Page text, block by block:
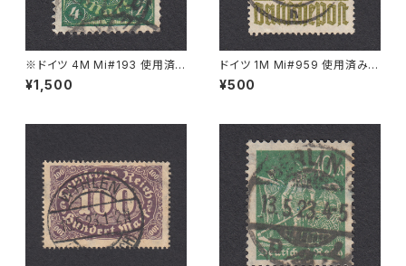
※ドイツ 4M Mi#193 使用済
み切手｜VARREL 30.11.1922
¥1,500
ドイツ 1M Mi#959 使用済み切
手｜STENDAL 11.8.1947
¥500